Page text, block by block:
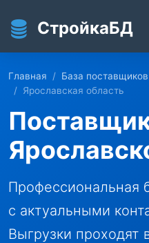
СтройкаБД
Главная База поставщиков
Ярославская область
Профессиональная
с актуальными
Выгрузки проходят